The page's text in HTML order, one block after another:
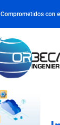
Comprometidos con